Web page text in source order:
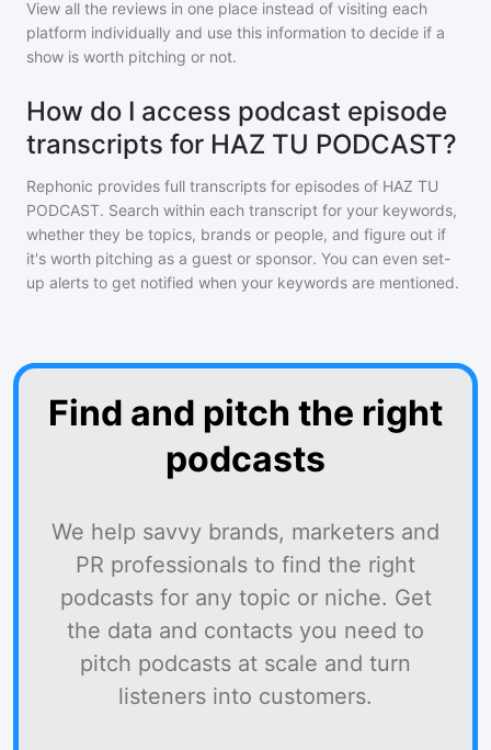
View all the reviews in one place instead of visiting each
platform individually and use this information to decide if a
show is worth pitching or not.
How do I access podcast episode
transcripts for HAZ TU PODCAST?
Rephonic provides full transcripts for episodes of HAZ TU
PODCAST. Search within each transcript for your keywords,
whether they be topics, brands or people, and figure out if
it's worth pitching as a guest or sponsor. You can even set-
up alerts to get notified when your keywords are mentioned.
Find and pitch the right
podcasts
We help savvy brands, marketers and
PR professionals to find the right
podcasts for any topic or niche. Get
the data and contacts you need to
pitch podcasts at scale and turn
listeners into customers.